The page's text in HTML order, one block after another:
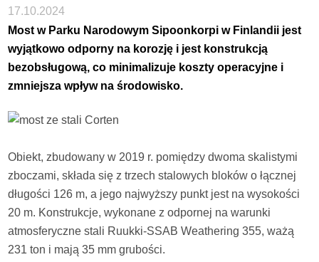
17.10.2024
Most w Parku Narodowym Sipoonkorpi w Finlandii jest
wyjątkowo odporny na korozję i jest konstrukcją
bezobsługową, co minimalizuje koszty operacyjne i
zmniejsza wpływ na środowisko.
Obiekt, zbudowany w 2019 r. pomiędzy dwoma skalistymi
zboczami, składa się z trzech stalowych bloków o łącznej
długości 126 m, a jego najwyższy punkt jest na wysokości
20 m. Konstrukcje, wykonane z odpornej na warunki
atmosferyczne stali Ruukki-SSAB Weathering 355, ważą
231 ton i mają 35 mm grubości.